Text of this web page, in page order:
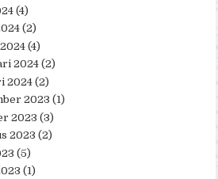
(4)
(2)
(4)
2024 (2)
2024 (2)
2023 (1)
2023 (3)
2023 (2)
(5)
(1)